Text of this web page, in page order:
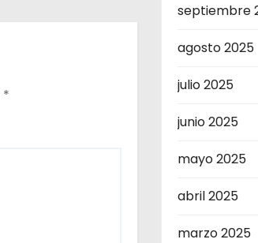
*
septiembre
agosto 2025
julio 2025
junio 2025
mayo 2025
abril 2025
marzo 2025